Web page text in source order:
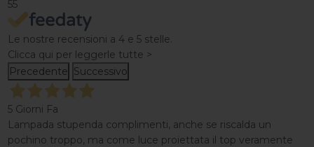
55
Le nostre recensioni a 4 e 5 stelle.
Clicca qui per leggerle tutte >
Precedente Successivo
5 Giorni Fa
Lampada stupenda complimenti, anche se riscalda un
pochino troppo, ma come luce proiettata il top veramente